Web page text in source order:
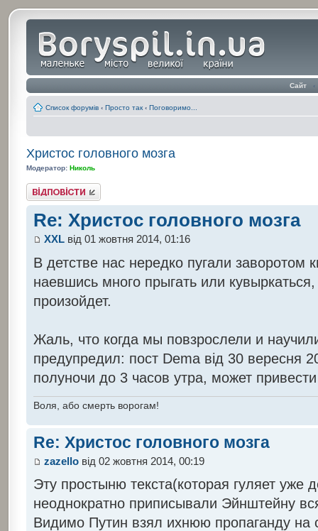
Сайт ‹
Список форумів ‹ Просто так ‹ Поговоримо...
Христос головного мозга
Модератор: Николь
Відповісти
Re: Христос головного мозга
XXLвід 01 жовтня 2014, 01:16
В детстве нас нередко пугали заворотом
наевшись много прыгать или
произойдет.
Жаль, что когда мы повзрослели и
предупредил: пост Dema від 30 вересня
полуночи до 3 часов утра, может
Воля, або смерть ворогам!
Re: Христос головного мозга
zazelloвід 02 жовтня 2014, 00:19
Эту простыню текста(которая гуляет уже
неоднократно приписывали Эйнштейну
Видимо Путин взял ихнюю пропаганду на